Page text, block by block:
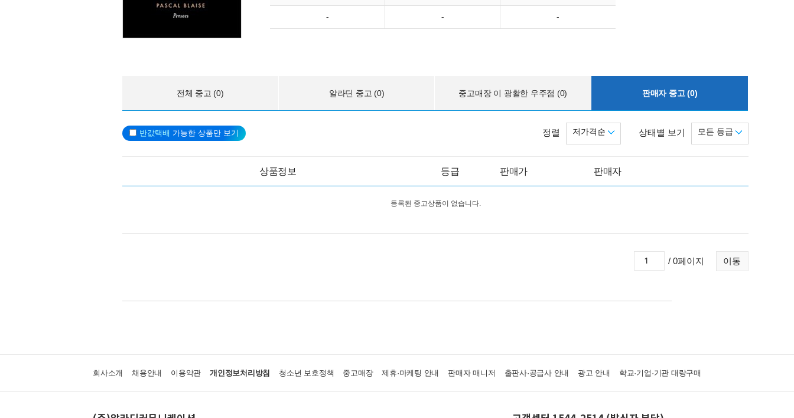
- - -
전체 중고 (0) 알라딘 중고 (0) 중고매장 이 광활한 우주점 (0) 판매자 중고 (0)
반값택배 가능한 상품만 보기 상태별 보기 모든 등급
정렬 저가격순
상품정보 등급 판매가 판매자
등록된 중고상품이 없습니다.
이동
/ 0페이지
회사소개 채용안내 이용약관 개인정보처리방침 청소년 보호정책 중고매장 제휴·마케팅 안내 판매자 매니저 출판사·공급사 안내 광고 안내 학교·기업·기관 대량구매